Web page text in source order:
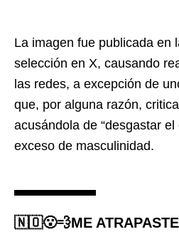
La imagen fue publicada en
selección en X, causando
las redes, a excepción de
que, por alguna razón,
acusándola de “desgastar
exceso de masculinidad.
🇳🇴😮‍💨ME